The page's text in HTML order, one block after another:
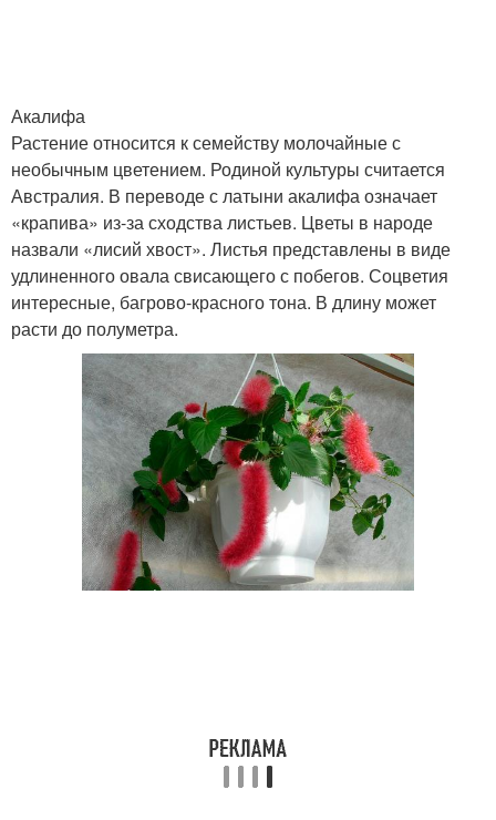
Акалифа
Растение относится к семейству молочайные с
необычным цветением. Родиной культуры считается
Австралия. В переводе с латыни акалифа означает
«крапива» из-за сходства листьев. Цветы в народе
назвали «лисий хвост». Листья представлены в виде
удлиненного овала свисающего с побегов. Соцветия
интересные, багрово-красного тона. В длину может
расти до полуметра.